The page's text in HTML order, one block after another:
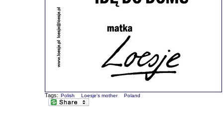
Tags: Polish Loesje's mother Poland